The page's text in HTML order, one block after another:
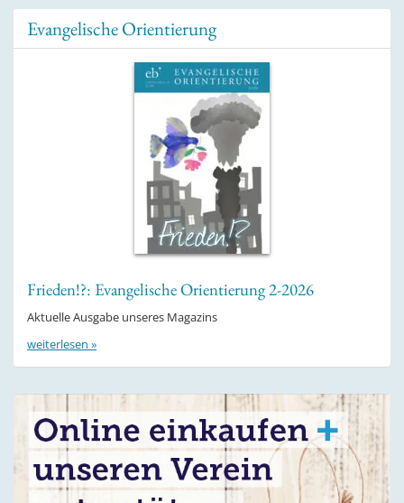
Evangelische Orientierung
Frieden!?: Evangelische Orientierung 2-2026
Aktuelle Ausgabe unseres Magazins
weiterlesen »